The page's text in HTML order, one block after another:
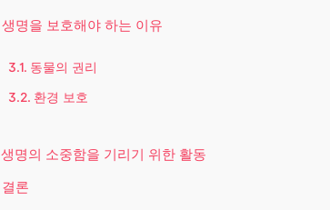
생명을 보호해야 하는 이유
동물의 권리
환경 보호
생명의 소중함을 기리기 위한 활동
결론